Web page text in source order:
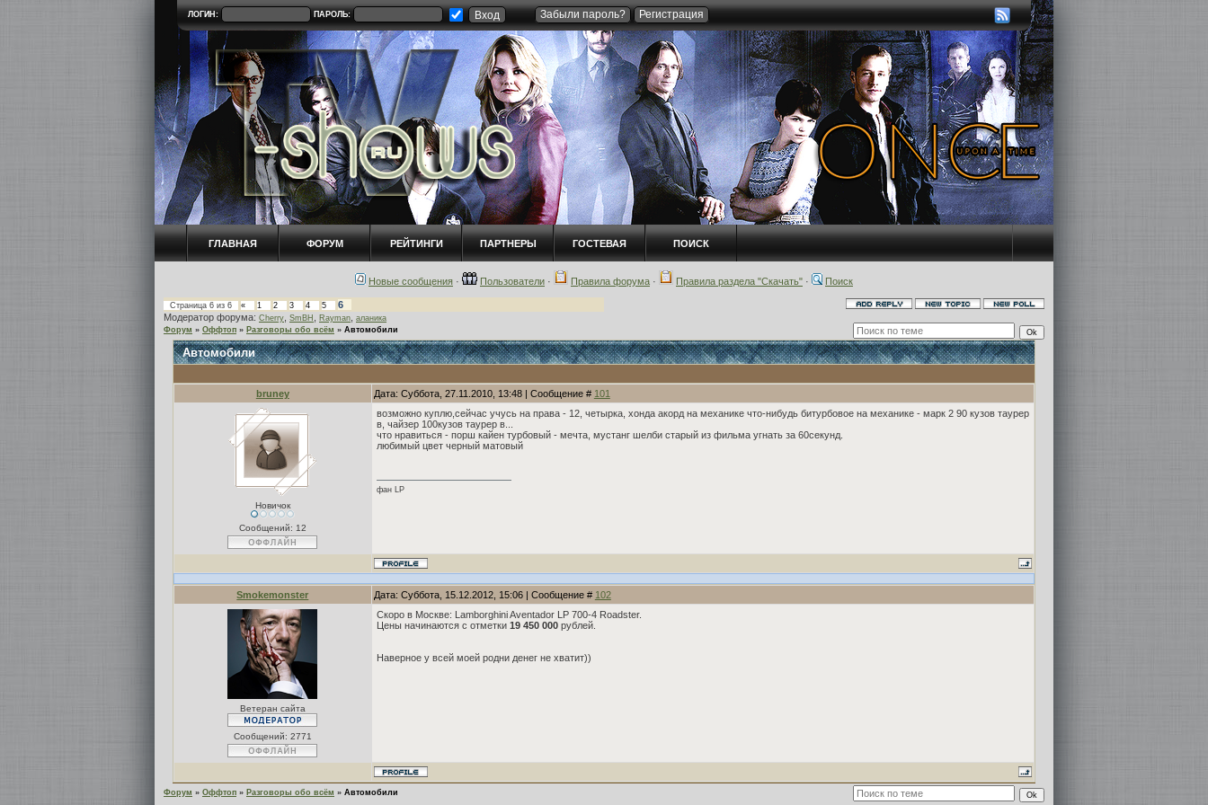
ЛОГИН: ПАРОЛЬ: Забыли пароль? Регистрация
ГЛАВНАЯ ФОРУМ РЕЙТИНГИ ПАРТНЕРЫ ГОСТЕВАЯ ПОИСК
Новые сообщения · Пользователи · Правила форума · Правила раздела "Скачать" · Поиск
Страница 6 из 6 « 1 2 3 4 5
6
Модератор форума: Cherry SmBH Rayman аланика
Форум » Оффтоп » Разговоры обо всём » Автомобили
Автомобили
bruney Дата: Суббота, 27.11.2010, 13:48 | Сообщение # 101
Новичок
Сообщений: 12
возможно куплю,сейчас учусь на права - 12, четырка, хонда акорд на механике что-нибудь битурбовое на механике - марк 2 90 кузов таурер
в, чайзер 100кузов таурер в...
что нравиться - порш кайен турбовый - мечта, мустанг шелби старый из фильма угнать за 60секунд.
любимый цвет черный матовый
фан LP
Smokemonster Дата: Суббота, 15.12.2012, 15:06 | Сообщение # 102
Ветеран сайта
Сообщений: 2771
Скоро в Москве: Lamborghini Aventador LP 700-4 Roadster.
Цены начинаются с отметки 19 450 000 рублей.
Наверное у всей моей родни денег не хватит))
Форум » Оффтоп » Разговоры обо всём » Автомобили